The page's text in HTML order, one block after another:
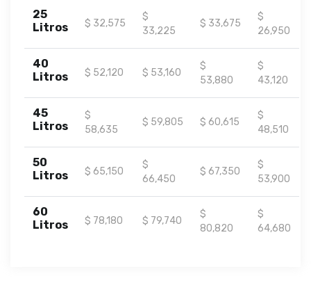
25
Litros
$ 32,575
$
33,225
$ 33,675
$
26,950
40
Litros
$ 52,120 $ 53,160
$
53,880
$
43,120
45
Litros
$
58,635
$ 59,805 $ 60,615
$
48,510
50
Litros
$ 65,150
$
66,450
$ 67,350
$
53,900
60
Litros
$ 78,180 $ 79,740
$
80,820
$
64,680